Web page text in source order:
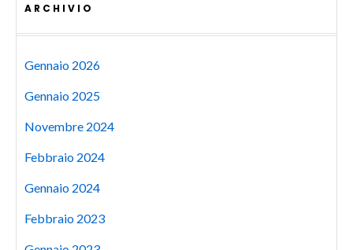
ARCHIVIO
Gennaio 2026
Gennaio 2025
Novembre 2024
Febbraio 2024
Gennaio 2024
Febbraio 2023